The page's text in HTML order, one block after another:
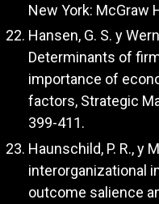
New York: McGraw
Hansen, G. S. y
Determinants of
importance of
factors, Strategic
399-411.
Haunschild, P. R., y
interorganizational
outcome salience